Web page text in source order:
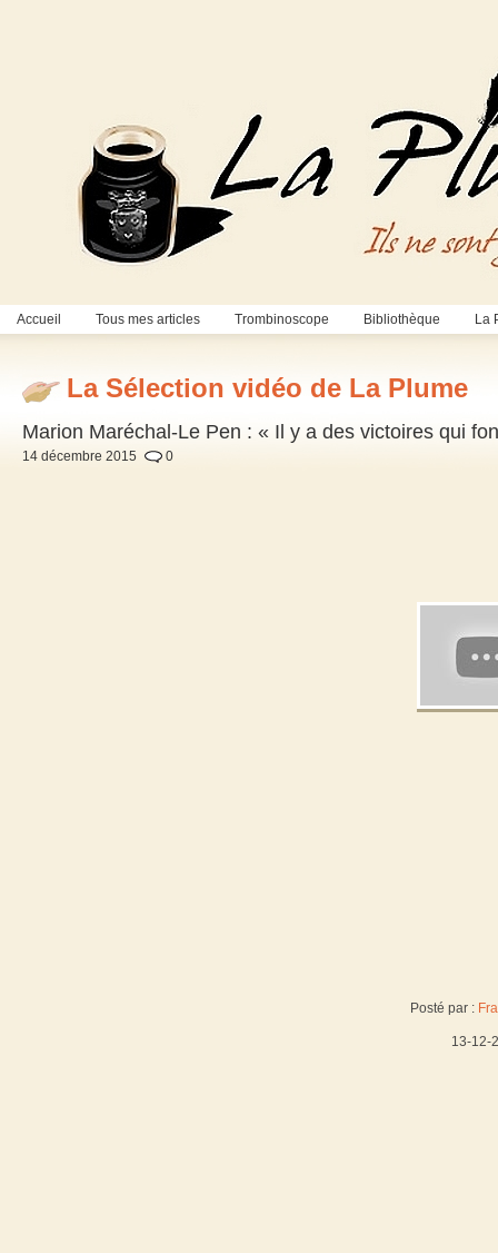
Accueil Tous mes articles Trombinoscope Bibliothèque La
La Sélection vidéo de La Plume
Marion Maréchal-Le Pen : « Il y a des victoires qui
14 décembre 2015 0
Posté par :
13-12-